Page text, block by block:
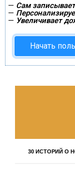
— Сам
—
— Увеличивает
Начать
30 ИСТОРИЙ О